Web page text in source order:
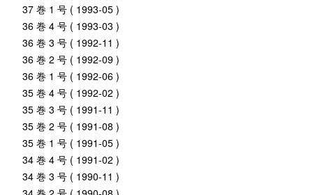
37 巻 1 号 ( 1993-05 )
36 巻 4 号 ( 1993-03 )
36 巻 3 号 ( 1992-11 )
36 巻 2 号 ( 1992-09 )
36 巻 1 号 ( 1992-06 )
35 巻 4 号 ( 1992-02 )
35 巻 3 号 ( 1991-11 )
35 巻 2 号 ( 1991-08 )
35 巻 1 号 ( 1991-05 )
34 巻 4 号 ( 1991-02 )
34 巻 3 号 ( 1990-11 )